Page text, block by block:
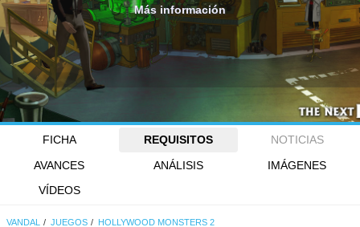
Más información
FICHA REQUISITOS
NOTICIAS
AVANCES
ANÁLISIS
IMÁGENES
VÍDEOS
VANDAL JUEGOS HOLLYWOOD MONSTERS 2